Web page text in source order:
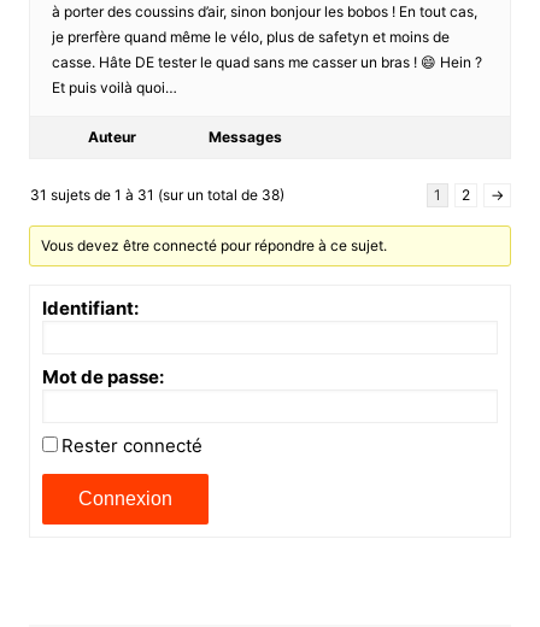
à porter des coussins d’air, sinon bonjour les bobos ! En tout cas,
je prerfère quand même le vélo, plus de safetyn et moins de
casse. Hâte DE tester le quad sans me casser un bras ! 😄 Hein ?
Et puis voilà quoi…
Auteur Messages
31 sujets de 1 à 31 (sur un total de 38) 1 2 →
Vous devez être connecté pour répondre à ce sujet.
Identifiant:
Mot de passe:
Rester connecté
Connexion